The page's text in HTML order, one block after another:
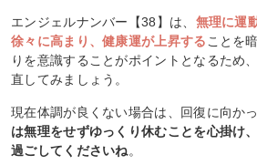
エンジェルナンバー【38】は、 無理に運
徐々に高まり、健康運が上昇する ことを
りを意識することがポイントとなるため
直してみましょう。
現在体調が良くない場合は、回復に向か
は無理をせずゆっくり休むことを心掛け
過ごしてくださいね。